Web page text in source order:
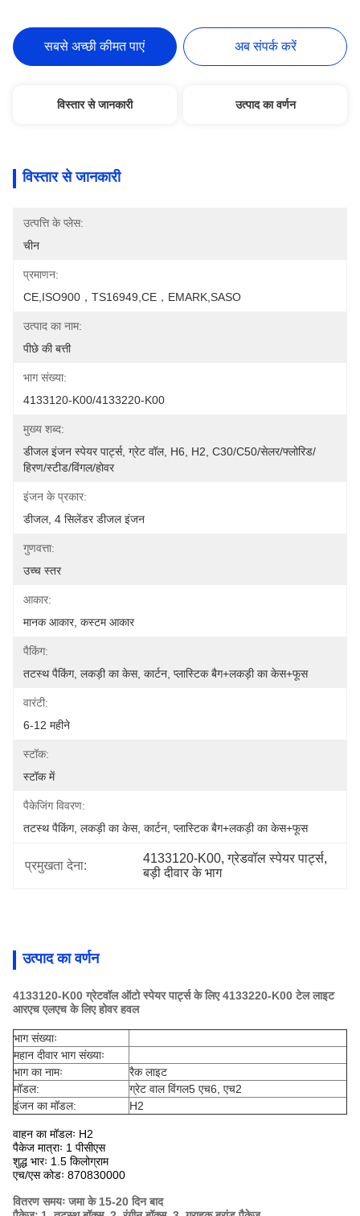
सबसे अच्छी कीमत पाएं अब संपर्क करें
विस्तार से जानकारी उत्पाद का वर्णन
विस्तार से जानकारी
उत्पत्ति के प्लेस:
चीन
प्रमाणन:
CE,ISO900，TS16949,CE，EMARK,SASO
उत्पाद का नाम:
पीछे की बत्ती
भाग संख्या:
4133120-K00/4133220-K00
मुख्य शब्द:
डीजल इंजन स्पेयर पार्ट्स, ग्रेट वॉल, H6, H2, C30/C50/सेलर/फ्लोरिड/
हिरण/स्टीड/विंगल/होवर
इंजन के प्रकार:
डीजल, 4 सिलेंडर डीजल इंजन
गुणवत्ता:
उच्च स्तर
आकार:
मानक आकार, कस्टम आकार
पैकिंग:
तटस्थ पैकिंग, लकड़ी का केस, कार्टन, प्लास्टिक बैग+लकड़ी का केस+फूस
वारंटी:
6-12 महीने
स्टॉक:
स्टॉक में
पैकेजिंग विवरण:
तटस्थ पैकिंग, लकड़ी का केस, कार्टन, प्लास्टिक बैग+लकड़ी का केस+फूस
प्रमुखता देना:
4133120-K00, ग्रेडवॉल स्पेयर पार्ट्स,
बड़ी दीवार के भाग
उत्पाद का वर्णन
4133120-K00 ग्रेटवॉल ऑटो स्पेयर पार्ट्स के लिए 4133220-K00 टेल लाइट
आरएच एलएच के लिए होवर हवल
भाग संख्याः
महान दीवार भाग संख्याः
भाग का नामः
रैक लाइट
मॉडल:
ग्रेट वाल विंगल5 एच6, एच2
इंजन का मॉडल:
H2
वाहन का मॉडलः H2
पैकेज मात्राः 1 पीसीएस
शुद्ध भारः 1.5 किलोग्राम
एच/एस कोडः 870830000
वितरण समयः जमा के 15-20 दिन बाद